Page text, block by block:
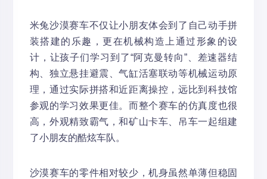
米兔沙漠赛车不仅让小朋友体会到了自己动手拼
装搭建的乐趣，更在机械构造上通过形象的设
计，让孩子们学习到了“阿克曼转向”、差速器结
构、独立悬挂避震、气缸活塞联动等机械运动原
理，通过实际拼搭和近距离操控，远比到科技馆
参观的学习效果更佳。而整个赛车的仿真度也很
高，外观精致霸气，和矿山卡车、吊车一起组建
了小朋友的酷炫车队。
沙漠赛车的零件相对较少，机身虽然单薄但稳固